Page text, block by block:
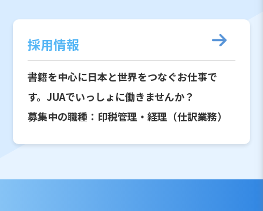
採用情報
書籍を中心に日本と世界をつなぐお仕事で
す。JUAでいっしょに働きませんか？
募集中の職種：印税管理・経理（仕訳業務）